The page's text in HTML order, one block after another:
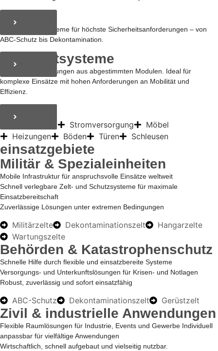
Schutz
Spezialisierte Systeme für höchste Sicherheitsanforderungen – von
ABC-Schutz bis Dekontamination.
Komplettsysteme
Ganzheitliche Lösungen aus abgestimmten Modulen. Ideal für
komplexe Einsätze mit hohen Anforderungen an Mobilität und
Effizienz.
Zubehör
Stromversorgung
Möbel
Heizungen
Böden Türen Schleusen
einsatzgebiete
Militär & Spezialeinheiten
Mobile Infrastruktur für anspruchsvolle Einsätze weltweit
Schnell verlegbare Zelt- und Schutzsysteme für maximale
Einsatzbereitschaft
Zuverlässige Lösungen unter extremen Bedingungen
Militärzelte Dekontaminationszelt
Hangarzelte
Wartungszelte
Behörden & Katastrophenschutz
Schnelle Hilfe durch flexible und einsatzbereite Systeme
Versorgungs- und Unterkunftslösungen für Krisen- und Notlagen
Robust, zuverlässig und sofort einsatzfähig
ABC-Schutz Dekontaminationszelt Gerüstzelt
Zivil & industrielle Anwendungen
Flexible Raumlösungen für Industrie, Events und Gewerbe Individuell
anpassbar für vielfältige Anwendungen
Wirtschaftlich, schnell aufgebaut und vielseitig nutzbar.